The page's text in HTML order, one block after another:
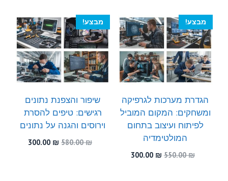
300.00 ₪.
מבצע!
הגדרת מערכות לגרפיקה
ומשחקים: המקום המוביל
לפיתוח ועיצוב בתחום
המולטימדיה
550.00₪
המחיר
300.00 ₪
מבצע!
שיפור והצפנת נתונים
רגישים: טיפים להסרת
וירוסים והגנה על נתונים
580.00₪
המחיר
300.00 ₪
המחיר